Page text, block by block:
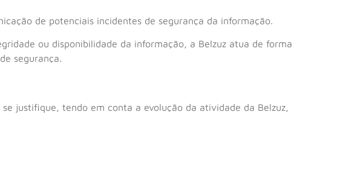
de potenciais incidentes de segurança da informação.
ou disponibilidade da informação, a Belzuz atua de forma
segurança.
justifique, tendo em conta a evolução da atividade da Belzuz,